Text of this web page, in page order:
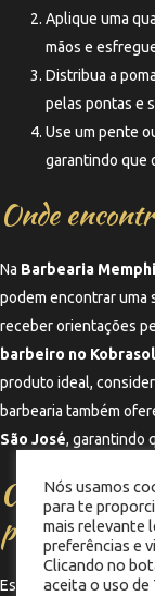
Aplique uma
mãos e
Distribua a
pelas pontas e
Use um pente
garantindo que
Onde
Na Barbearia
podem encontrar uma
receber orientações
barbeiro no Kobrasol
produto ideal,
barbearia também
São José, garantindo
pomada
Escolher a melhor
Nós usamos
para te
mais relevante
preferências e
Clicando no
aceita o uso de